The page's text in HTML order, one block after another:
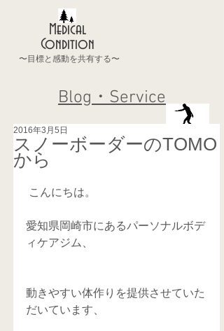
Medical
Condition
〜目標と感動を共有する〜
Blog・Service
スノーボーダーのTOMO
から
2016年3月5日
こんにちは。
愛知県岡崎市にあるパーソナルボデ
ィケアジム、
動きやすい体作りを提供させていた
だいています、